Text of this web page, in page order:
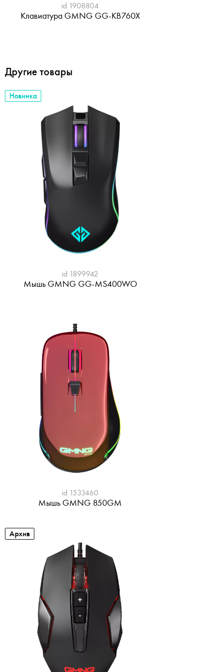
id 1908804
Клавиатура GMNG GG-KB760X
Другие товары
Новинка
id 1899942
Мышь GMNG GG-MS400WO
id 1533460
Мышь GMNG 850GM
Архив